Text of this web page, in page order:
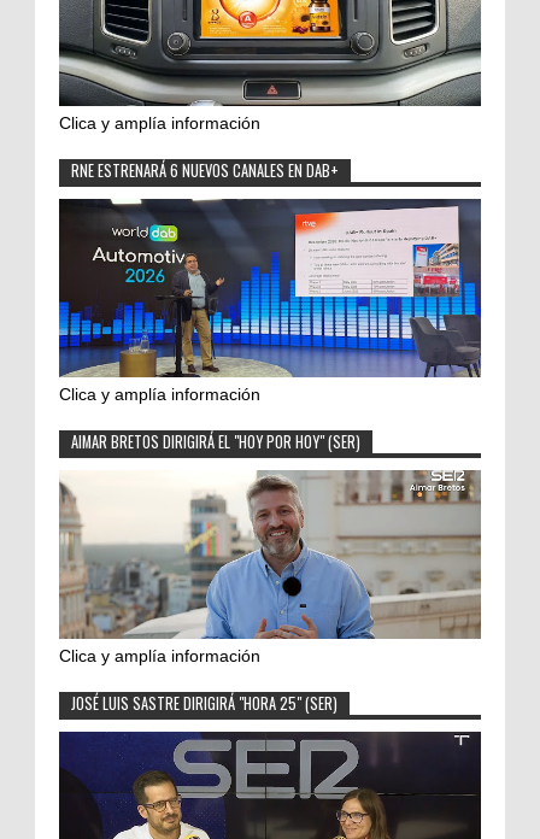
Clica y amplía información
RNE ESTRENARÁ 6 NUEVOS CANALES EN DAB+
Clica y amplía información
AIMAR BRETOS DIRIGIRÁ EL "HOY POR HOY" (SER)
Clica y amplía información
JOSÉ LUIS SASTRE DIRIGIRÁ "HORA 25" (SER)